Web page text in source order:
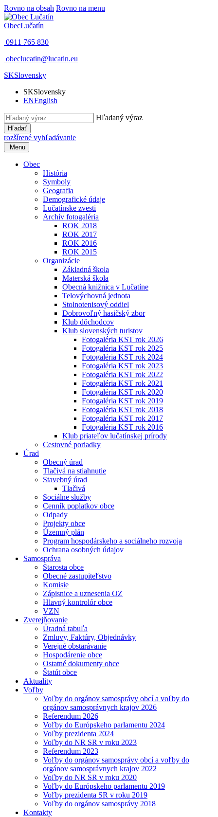
Rovno na obsah Rovno na menu
ObecLučatín
0911 765 830
obeclucatin@lucatin.eu
SKSlovensky
SKSlovensky
ENEnglish
Hľadaný výraz
Hľadať
rozšírené vyhľadávanie
Menu
Obec
História
Symboly
Geografia
Demografické údaje
Lučatínske zvesti
Archív fotogaléria
ROK 2018
ROK 2017
ROK 2016
ROK 2015
Organizácie
Základná škola
Materská škola
Obecná knižnica v Lučatíne
Telovýchovná jednota
Stolnotenisový oddiel
Dobrovoľný hasičský zbor
Klub dôchodcov
Klub slovenských turistov
Fotogaléria KST rok 2026
Fotogaléria KST rok 2025
Fotogaléria KST rok 2024
Fotogaléria KST rok 2023
Fotogaléria KST rok 2022
Fotogaléria KST rok 2021
Fotogaléria KST rok 2020
Fotogaléria KST rok 2019
Fotogaléria KST rok 2018
Fotogaléria KST rok 2017
Fotogaléria KST rok 2016
Klub priateľov lučatínskej prírody
Cestovné poriadky
Úrad
Obecný úrad
Tlačivá na stiahnutie
Stavebný úrad
Tlačivá
Sociálne služby
Cenník poplatkov obce
Odpady
Projekty obce
Územný plán
Program hospodárskeho a sociálneho rozvoja
Ochrana osobných údajov
Samospráva
Starosta obce
Obecné zastupiteľstvo
Komisie
Zápisnice a uznesenia OZ
Hlavný kontrolór obce
VZN
Zverejňovanie
Úradná tabuľa
Zmluvy, Faktúry, Objednávky
Verejné obstarávanie
Hospodárenie obce
Ostatné dokumenty obce
Štatút obce
Aktuality
Voľby
Voľby do orgánov samosprávy obcí a voľby do
orgánov samosprávnych krajov 2026
Referendum 2026
Voľby do Európskeho parlamentu 2024
Voľby prezidenta 2024
Voľby do NR SR v roku 2023
Referendum 2023
Voľby do orgánov samosprávy obcí a voľby do
orgánov samosprávnych krajov 2022
Voľby do NR SR v roku 2020
Voľby do Európskeho parlamentu 2019
Voľby prezidenta SR v roku 2019
Voľby do orgánov samosprávy 2018
Kontakty